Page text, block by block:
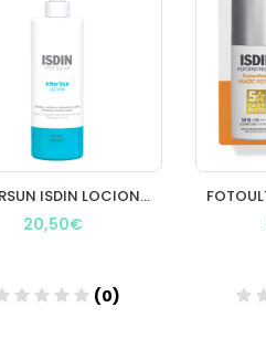
AFTERSUN ISDIN LOCION 400 ML.
20,50€
(0)